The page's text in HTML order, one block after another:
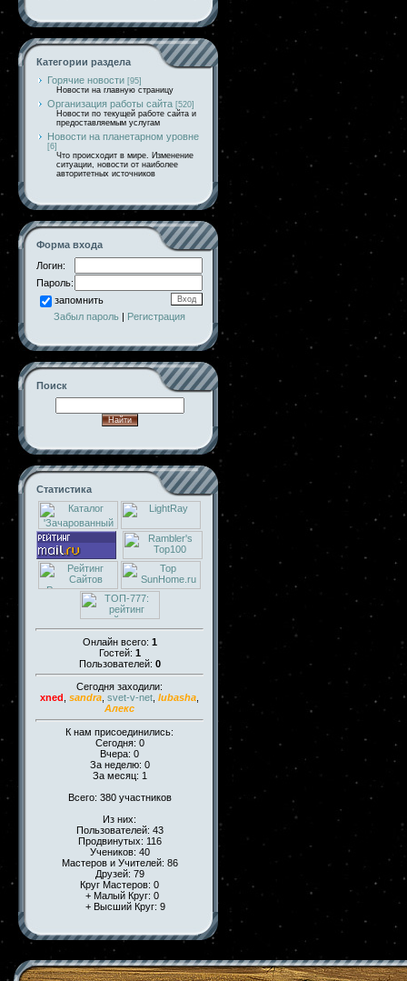
Категории раздела
Горячие новости [95]
Новости на главную страницу
Организация работы сайта [520]
Новости по текущей работе сайта и
предоставляемым услугам
Новости на планетарном уровне
[6]
Что происходит в мире. Изменение
ситуации, новости от наиболее
авторитетных источников
Форма входа
Логин:
Пароль:
запомнить
Забыл пароль | Регистрация
Поиск
Статистика
Онлайн всего: 1
Гостей: 1
Пользователей: 0
Сегодня заходили:
xned
sandra svet-v-net lubasha
Алекс
К нам присоединились:
Сегодня: 0
Вчера: 0
За неделю: 0
За месяц: 1
Всего: 380 участников
Из них:
Пользователей: 43
Продвинутых: 116
Учеников: 40
Мастеров и Учителей: 86
Друзей: 79
Круг Мастеров: 0
+ Малый Круг: 0
+ Высший Круг: 9